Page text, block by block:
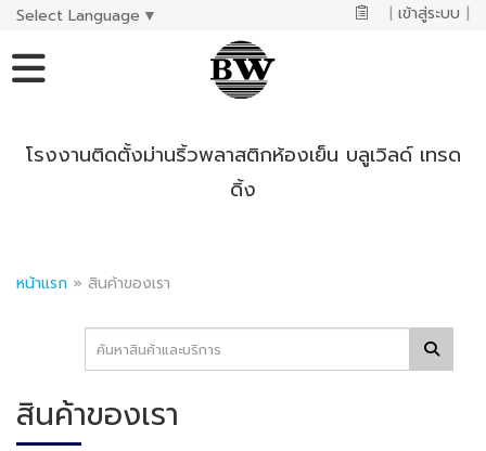
Select Language ▼ | เข้าสู่ระบบ |
โรงงานติดตั้งม่านริ้วพลาสติกห้องเย็น บลูเวิลด์ เทรด
ดิ้ง
หน้าแรก » สินค้าของเรา
สินค้าของเรา